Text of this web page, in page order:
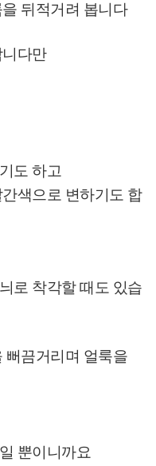
뒤적거려 봅니다
다만
도 하고
색으로 변하기도 합
로 착각할 때도 있습
뻐끔거리며 얼룩을
뿐이니까요